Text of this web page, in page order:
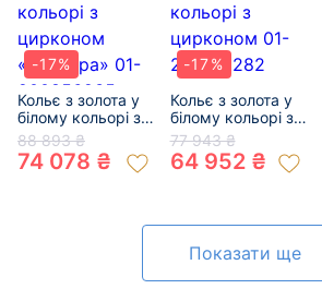
-17%
Кольє з золота у
білому кольорі з
цирконом
«Пантера» 01-
200856935
88 893 ₴
74 078 ₴
-17%
Кольє з золота у
білому кольорі з
цирконом 01-
200616282
77 943 ₴
64 952 ₴
Показати ще